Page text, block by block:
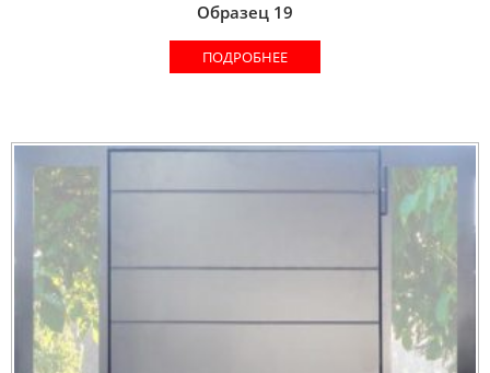
Образец 19
ПОДРОБНЕЕ